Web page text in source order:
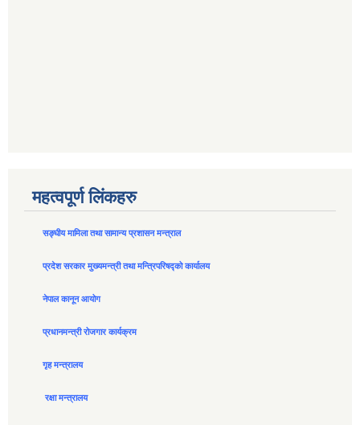
महत्वपूर्ण लिंकहरु
सङ्घीय मामिला तथा सामान्य प्रशासन मन्त्राल
प्रदेश सरकार मुख्यमन्त्री तथा मन्त्रिपरिषद्को कार्यालय
नेपाल कानून आयोग
प्रधानमन्त्री रोजगार कार्यक्रम
गृह मन्त्रालय
रक्षा मन्त्रालय